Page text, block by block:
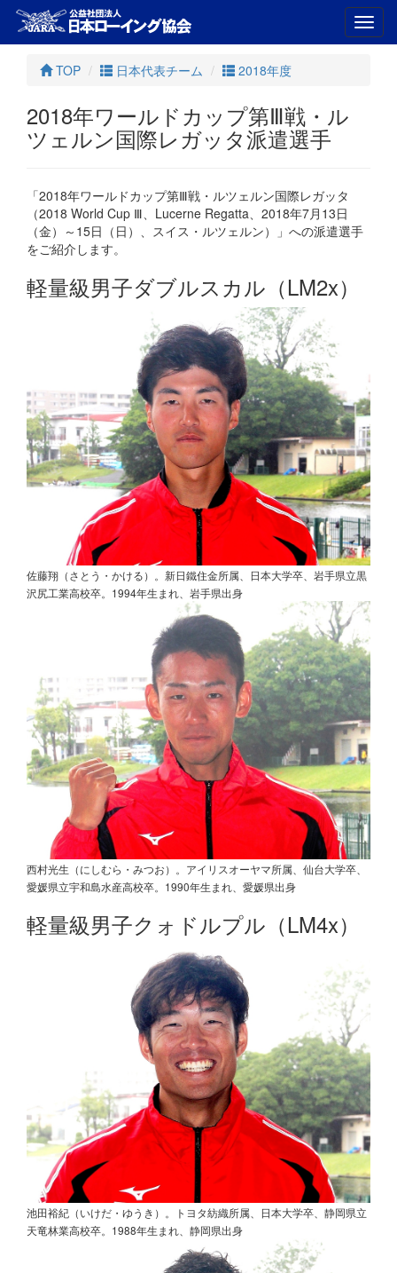
TOP
日本代表チーム 2018年度
2018年ワールドカップ第Ⅲ戦・ル
ツェルン国際レガッタ派遣選手
「2018年ワールドカップ第Ⅲ戦・ルツェルン国際レガッタ
（2018 World Cup Ⅲ、Lucerne Regatta、2018年7月13日
（金）～15日（日）、スイス・ルツェルン）」への派遣選手
をご紹介します。
軽量級男子ダブルスカル（LM2x）
佐藤翔（さとう・かける）。新日鐵住金所属、日本大学卒、岩手県立黒
沢尻工業高校卒。1994年生まれ、岩手県出身
西村光生（にしむら・みつお）。アイリスオーヤマ所属、仙台大学卒、
愛媛県立宇和島水産高校卒。1990年生まれ、愛媛県出身
軽量級男子クォドルプル（LM4x）
池田裕紀（いけだ・ゆうき）。トヨタ紡織所属、日本大学卒、静岡県立
天竜林業高校卒。1988年生まれ、静岡県出身